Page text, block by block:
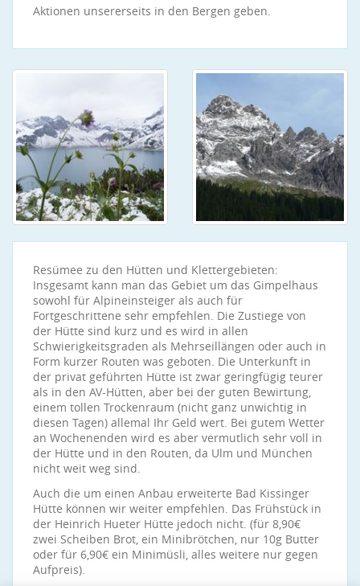
Aktionen unsererseits in den Bergen geben.
Resümee zu den Hütten und Klettergebieten:
Insgesamt kann man das Gebiet um das Gimpelhaus
sowohl für Alpineinsteiger als auch für
Fortgeschrittene sehr empfehlen. Die Zustiege von
der Hütte sind kurz und es wird in allen
Schwierigkeitsgraden als Mehrseillängen oder auch in
Form kurzer Routen was geboten. Die Unterkunft in
der privat geführten Hütte ist zwar geringfügig teurer
als in den AV-Hütten, aber bei der guten Bewirtung,
einem tollen Trockenraum (nicht ganz unwichtig in
diesen Tagen) allemal Ihr Geld wert. Bei gutem Wetter
an Wochenenden wird es aber vermutlich sehr voll in
der Hütte und in den Routen, da Ulm und München
nicht weit weg sind.
Auch die um einen Anbau erweiterte Bad Kissinger
Hütte können wir weiter empfehlen. Das Frühstück in
der Heinrich Hueter Hütte jedoch nicht. (für 8,90€
zwei Scheiben Brot, ein Minibrötchen, nur 10g Butter
oder für 6,90€ ein Minimüsli, alles weitere nur gegen
Aufpreis).